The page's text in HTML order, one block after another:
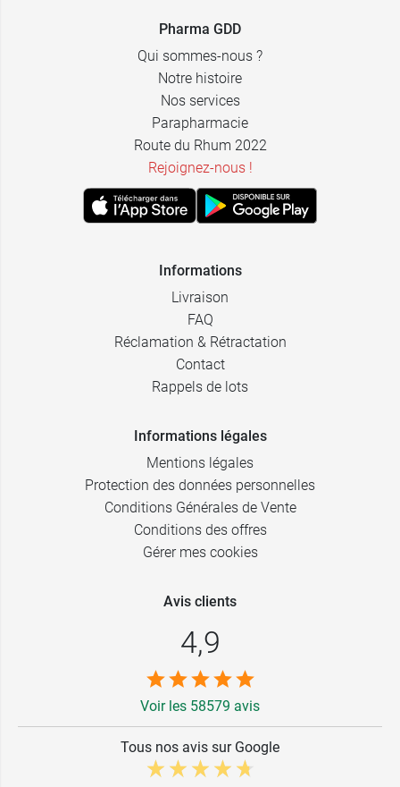
Pharma GDD
Qui sommes-nous ?
Notre histoire
Nos services
Parapharmacie
Route du Rhum 2022
Rejoignez-nous !
Informations
Livraison
FAQ
Réclamation & Rétractation
Contact
Rappels de lots
Informations légales
Mentions légales
Protection des données personnelles
Conditions Générales de Vente
Conditions des offres
Gérer mes cookies
Avis clients
4,9
Voir les 58579 avis
Tous nos avis sur Google